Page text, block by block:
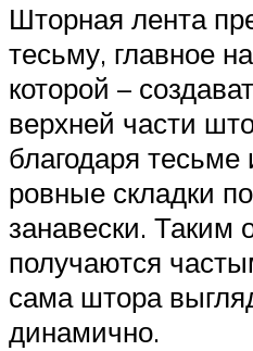
Шторная лента
тесьму, главное
которой –
верхней части
благодаря тесьме
ровные складки
занавески. Таким
получаются
сама штора
динамично.